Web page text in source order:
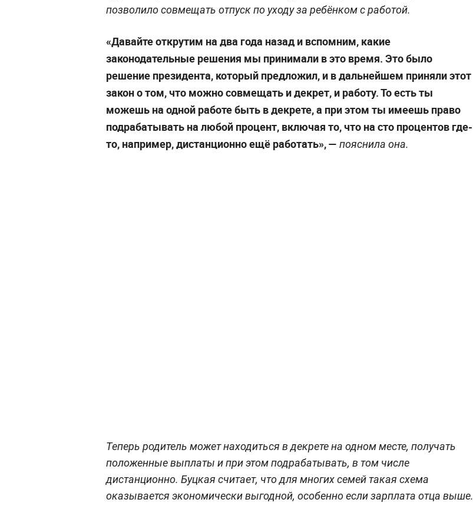
позволило совмещать отпуск по уходу за ребёнком с работой.
«Давайте открутим на два года назад и вспомним, какие
законодательные решения мы принимали в это время. Это было
решение президента, который предложил, и в дальнейшем приняли этот
закон о том, что можно совмещать и декрет, и работу. То есть ты
можешь на одной работе быть в декрете, а при этом ты имеешь право
подрабатывать на любой процент, включая то, что на сто процентов где-
то, например, дистанционно ещё работать», — пояснила она.
Теперь родитель может находиться в декрете на одном месте, получать
положенные выплаты и при этом подрабатывать, в том числе
дистанционно. Буцкая считает, что для многих семей такая схема
оказывается экономически выгодной, особенно если зарплата отца выше.